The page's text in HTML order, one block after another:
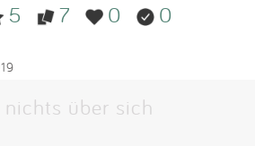
Partner
Kontakt
5 7 0 0
über sich